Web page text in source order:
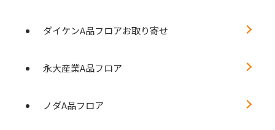
ダイケンA品フロアお取り寄せ
永大産業A品フロア
ノダA品フロア